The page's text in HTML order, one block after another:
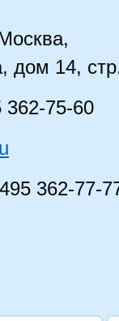
дом 14,
362-75-60
362-77-